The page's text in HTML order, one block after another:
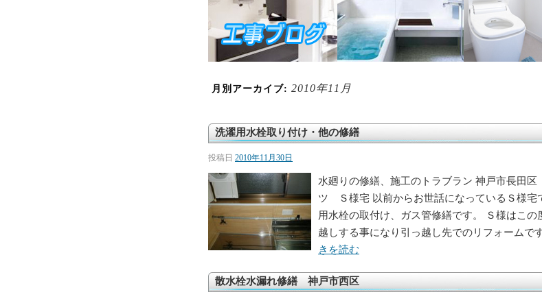
月別アーカイブ: 2010年11月
洗濯用水栓取り付け・他の修繕
投稿日 2010年11月30日
水廻りの修繕、施工のトラブラン 神戸市長田
ツ Ｓ様宅 以前からお世話になっているＳ様宅
用水栓の取付け、ガス管修繕です。 Ｓ様はこの
越しする事になり引っ越し先でのリフォームで
きを読む
散水栓水漏れ修繕 神戸市西区